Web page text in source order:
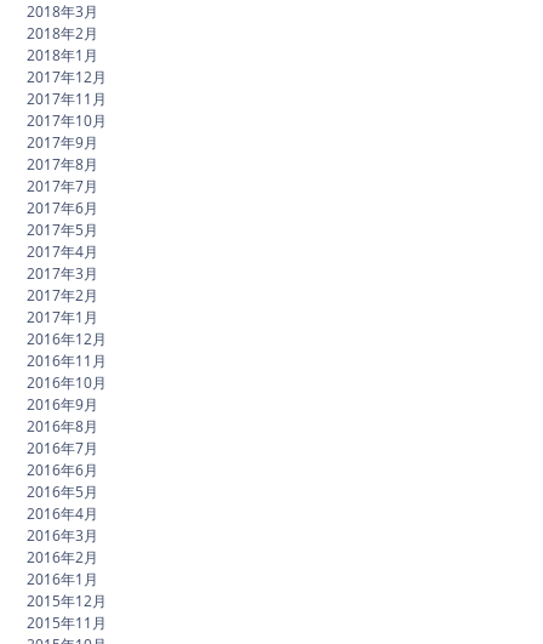
2018年3月
2018年2月
2018年1月
2017年12月
2017年11月
2017年10月
2017年9月
2017年8月
2017年7月
2017年6月
2017年5月
2017年4月
2017年3月
2017年2月
2017年1月
2016年12月
2016年11月
2016年10月
2016年9月
2016年8月
2016年7月
2016年6月
2016年5月
2016年4月
2016年3月
2016年2月
2016年1月
2015年12月
2015年11月